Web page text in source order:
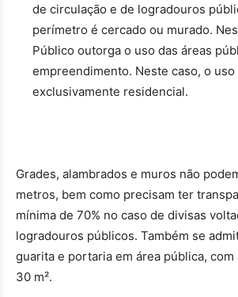
de circulação e de logradouros
perímetro é cercado ou murado.
Público outorga o uso das áreas
empreendimento. Neste caso, o
exclusivamente residencial.
Grades, alambrados e muros não
metros, bem como precisam ter
mínima de 70% no caso de divisas
logradouros públicos. Também se
guarita e portaria em área pública, com
30 m².